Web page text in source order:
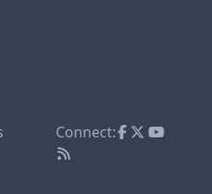
Connect: